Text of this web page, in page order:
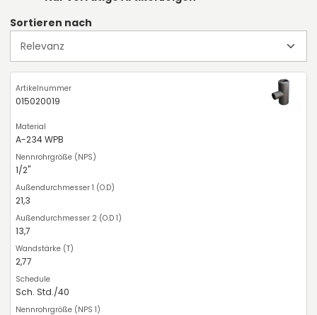
Sortieren nach
015020019
A-234 WPB
1/2"
21,3
13,7
2,77
Sch. Std./40